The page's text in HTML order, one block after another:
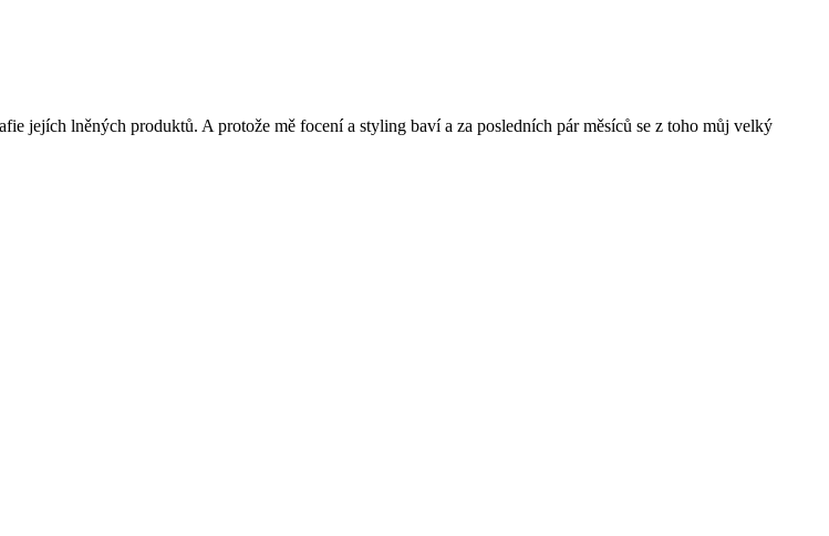
jejích lněných produktů. A protože mě focení a styling baví a za posledních pár měsíců se z toho můj velký